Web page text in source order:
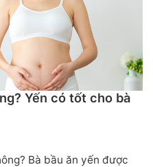
Yến có tốt cho bà
Bà bầu ăn yến được